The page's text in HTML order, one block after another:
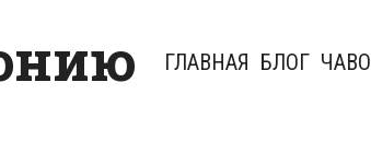
ГЛАВНАЯ БЛОГ ЧАВО